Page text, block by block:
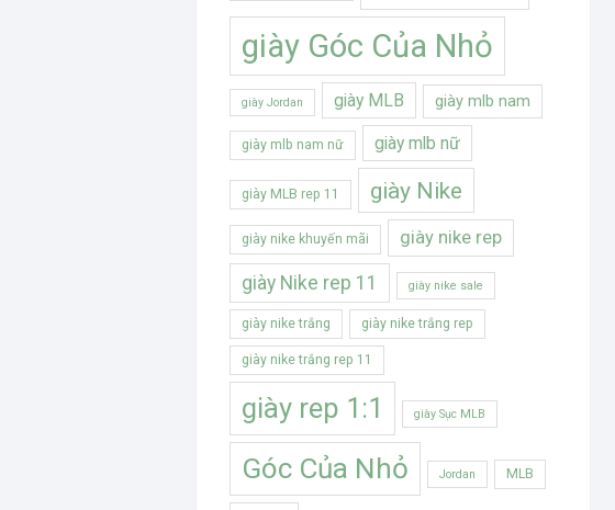
giày Góc Của Nhỏ
giày Jordan giày MLB giày mlb nam
giày mlb nam nữ giày mlb nữ
giày MLB rep 11 giày Nike
giày nike khuyến mãi giày nike rep
giày Nike rep 11 giày nike sale
giày nike trắng giày nike trắng rep
giày nike trắng rep 11
giày rep 1:1 giày Sục MLB
Góc Của Nhỏ Jordan MLB